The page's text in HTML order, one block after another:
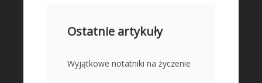
Ostatnie artykuły
Wyjątkowe notatniki na życzenie